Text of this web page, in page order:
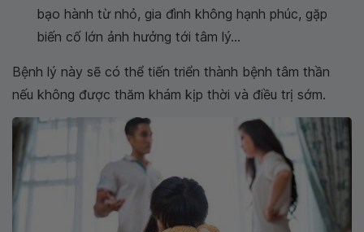
bạo hành từ nhỏ, gia đình không hạnh phúc, gặp
biến cố lớn ảnh hưởng tới tâm lý...
Bệnh lý này sẽ có thể tiến triển thành bệnh tâm thần
nếu không được thăm khám kịp thời và điều trị sớm.